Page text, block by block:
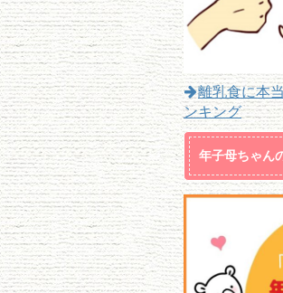
離乳食に本
ンキング
年子母ちゃん